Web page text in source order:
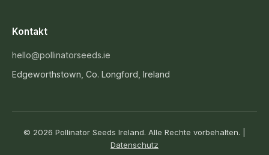
Kontakt
hello@pollinatorseeds.ie
Edgeworthstown, Co. Longford, Ireland
© 2026 Pollinator Seeds Ireland. Alle Rechte vorbehalten. |
Datenschutz